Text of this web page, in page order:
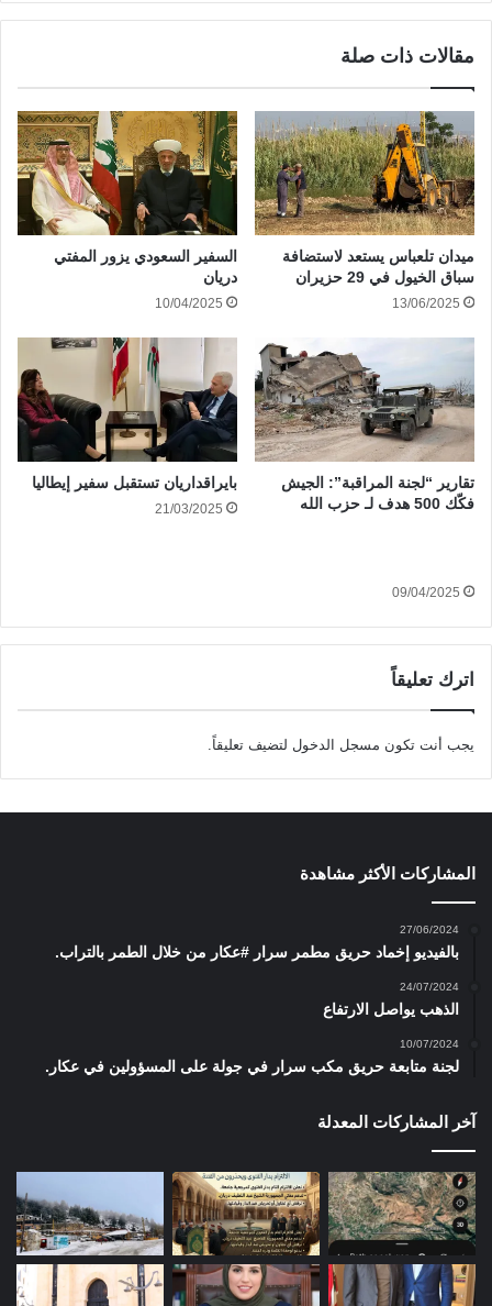
مقالات ذات صلة
ميدان تلعباس يستعد لاستضافة
سباق الخيول في 29 حزيران
13/06/2025
السفير السعودي يزور المفتي
دريان
10/04/2025
تقارير “لجنة المراقبة”: الجيش
فكّك 500 هدف لـ حزب الله
09/04/2025
بايراقداريان تستقبل سفير إيطاليا
21/03/2025
اترك تعليقاً
يجب أنت تكون مسجل الدخول لتضيف تعليقاً.
المشاركات الأكثر مشاهدة
27/06/2024
بالفيديو إخماد حريق مطمر سرار #عكار من خلال الطمر بالتراب.
24/07/2024
الذهب يواصل الارتفاع
10/07/2024
لجنة متابعة حريق مكب سرار في جولة على المسؤولين في عكار.
آخر المشاركات المعدلة